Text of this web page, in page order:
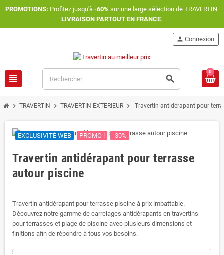
PROMOTIONS: Profitez jusqu'à -60% sur une large sélection de TRAVERTIN.
LIVRAISON PARTOUT EN FRANCE.
view_headline search
person Connexion
0
chevron_right TRAVERTIN chevron_right TRAVERTIN EXTERIEUR chevron_right Travertin antidérapant pour
EXCLUSIVITÉ WEB PROMO ! -30%
Travertin antidérapant pour terrasse
autour piscine
Travertin antidérapant pour terrasse piscine à prix imbattable.
Découvrez notre gamme de carrelages antidérapants en travertins
pour terrasses et plage de piscine avec plusieurs dimensions et
finitions afin de répondre à tous vos besoins.